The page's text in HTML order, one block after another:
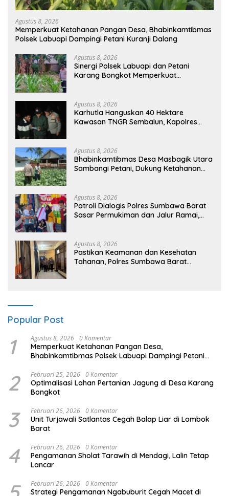
Agustus 8, 2026
Memperkuat Ketahanan Pangan Desa, Bhabinkamtibmas
Polsek Labuapi Dampingi Petani Kuranji Dalang
Agustus 8, 2026
Sinergi Polsek Labuapi dan Petani
Karang Bongkot Memperkuat
Agustus 8, 2026
Karhutla Hanguskan 40 Hektare
Kawasan TNGR Sembalun, Kapolres
Agustus 8, 2026
Bhabinkamtibmas Desa Masbagik Utara
Sambangi Petani, Dukung Ketahanan
Agustus 8, 2026
Patroli Dialogis Polres Sumbawa Barat
Sasar Permukiman dan Jalur Ramai,
Agustus 8, 2026
Pastikan Keamanan dan Kesehatan
Tahanan, Polres Sumbawa Barat
Popular Post
1 Agustus 8, 2026 0 Komentar
Memperkuat Ketahanan Pangan Desa,
Bhabinkamtibmas Polsek Labuapi Dampingi Petani
2 Februari 25, 2026 0 Komentar
Optimalisasi Lahan Pertanian Jagung di Desa Karang
Bongkot
3 Februari 26, 2026 0 Komentar
Unit Turjawali Satlantas Cegah Balap Liar di Lombok
Barat
4 Februari 26, 2026 0 Komentar
Pengamanan Sholat Tarawih di Mendagi, Lalin Tetap
Lancar
Februari 26, 2026 0 Komentar
Strategi Pengamanan Ngabuburit Cegah Macet di